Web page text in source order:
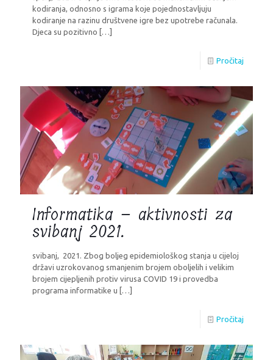
kodiranja, odnosno s igrama koje pojednostavljuju
kodiranje na razinu društvene igre bez upotrebe računala.
Djeca su pozitivno […]
Pročitaj
Informatika – aktivnosti za
svibanj 2021.
svibanj, 2021. Zbog boljeg epidemiološkog stanja u cijeloj
državi uzrokovanog smanjenim brojem oboljelih i velikim
brojem cijepljenih protiv virusa COVID 19 i provedba
programa informatike u […]
Pročitaj